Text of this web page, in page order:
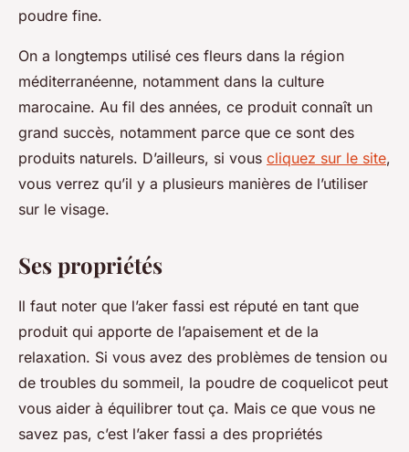
poudre fine.
On a longtemps utilisé ces fleurs dans la région
méditerranéenne, notamment dans la culture
marocaine. Au fil des années, ce produit connaît un
grand succès, notamment parce que ce sont des
produits naturels. D’ailleurs, si vous cliquez sur le site,
vous verrez qu’il y a plusieurs manières de l’utiliser
sur le visage.
Ses propriétés
Il faut noter que l’aker fassi est réputé en tant que
produit qui apporte de l’apaisement et de la
relaxation. Si vous avez des problèmes de tension ou
de troubles du sommeil, la poudre de coquelicot peut
vous aider à équilibrer tout ça. Mais ce que vous ne
savez pas, c’est l’aker fassi a des propriétés